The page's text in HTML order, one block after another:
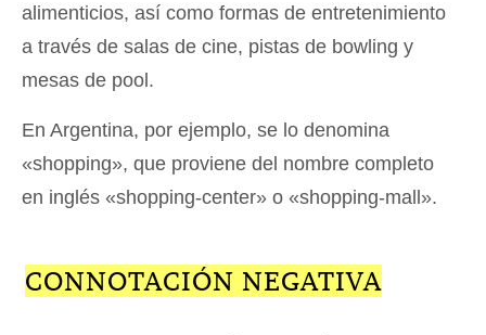
alimenticios, así como formas de entretenimiento
a través de salas de cine, pistas de bowling y
mesas de pool.
En Argentina, por ejemplo, se lo denomina
«shopping», que proviene del nombre completo
en inglés «shopping-center» o «shopping-mall».
CONNOTACIÓN NEGATIVA